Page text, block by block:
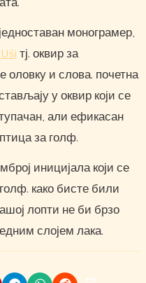
монограмер,
тј. оквир за
оловку и слова. почетна
у оквир који се
али ефикасан
за голф.
иницијала који се
како бисте били
лопти не би брзо
слојем лака.